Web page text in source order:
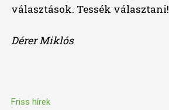
választások. Tessék választani!
Dérer Miklós
Friss hírek